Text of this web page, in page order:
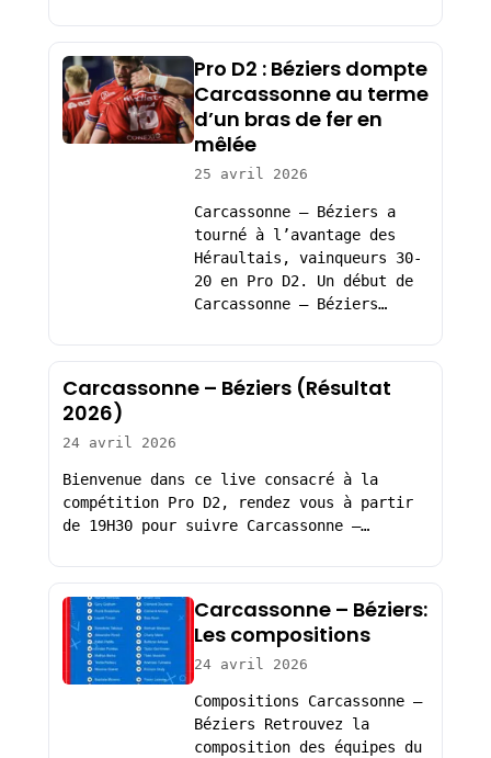
Pro D2 : Béziers dompte
Carcassonne au terme
d’un bras de fer en
mêlée
25 avril 2026
Carcassonne – Béziers a
tourné à l’avantage des
Héraultais, vainqueurs 30-
20 en Pro D2. Un début de
Carcassonne – Béziers…
Carcassonne – Béziers (Résultat
2026)
24 avril 2026
Bienvenue dans ce live consacré à la
compétition Pro D2, rendez vous à partir
de 19H30 pour suivre Carcassonne –…
Carcassonne – Béziers:
Les compositions
24 avril 2026
Compositions Carcassonne –
Béziers Retrouvez la
composition des équipes du